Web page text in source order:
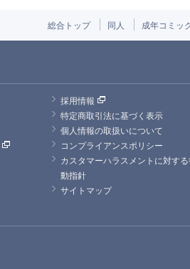
総合トップ 同人 成年コミッ
採用情報
特定商取引法に基づく表示
個人情報の取扱いについて
コンプライアンスポリシー
カスタマーハラスメントに対す
動指針
サイトマップ